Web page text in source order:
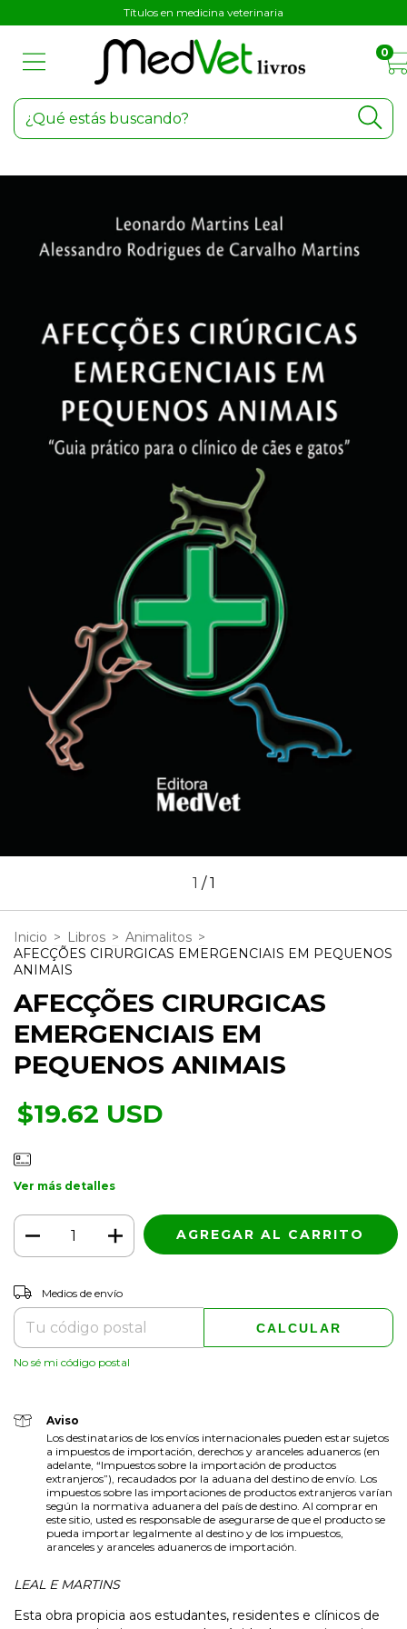
Títulos en medicina veterinaria
0
1 /1
Inicio > Libros > Animalitos >
AFECÇÕES CIRURGICAS EMERGENCIAIS EM PEQUENOS
ANIMAIS
AFECÇÕES CIRURGICAS
EMERGENCIAIS EM
PEQUENOS ANIMAIS
$19.62 USD
Ver más detalles
Entregas para el CP:
Medios de envío
CALCULAR
No sé mi código postal
Aviso
Los destinatarios de los envíos internacionales pueden estar sujetos
a impuestos de importación, derechos y aranceles aduaneros (en
adelante, “Impuestos sobre la importación de productos
extranjeros”), recaudados por la aduana del destino de envío. Los
impuestos sobre las importaciones de productos extranjeros varían
según la normativa aduanera del país de destino. Al comprar en
este sitio, usted es responsable de asegurarse de que el producto se
pueda importar legalmente al destino y de los impuestos,
aranceles y aranceles aduaneros de importación.
LEAL E MARTINS
Esta obra propicia aos estudantes, residentes e clínicos de